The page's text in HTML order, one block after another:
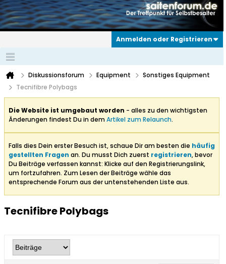
Anmelden oder Registrieren
Diskussionsforum Equipment
Sonstiges Equipment
Tecnifibre Polybags
Die Website ist umgebaut worden - alles zu den wichtigsten
Änderungen findest Du in demArtikel zum Relaunch.
Falls dies Dein erster Besuch ist, schaue Dir am besten die häufig
gestellten Fragen an. Du musst Dich zuerst registrieren, bevor
Du Beiträge verfassen kannst: Klicke auf den Registrierungslink,
um fortzufahren. Zum Lesen der Beiträge wähle das
entsprechende Forum aus der untenstehenden Liste aus.
Tecnifibre Polybags